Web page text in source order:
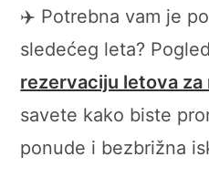
✈️ Potrebna vam je
sledećeg leta?
rezervaciju letova
savete kako biste
ponude i bezbrižna